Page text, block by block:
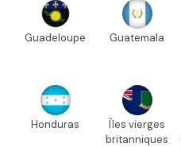
Guadeloupe Guatemala
Honduras
Îles vierges
britanniques